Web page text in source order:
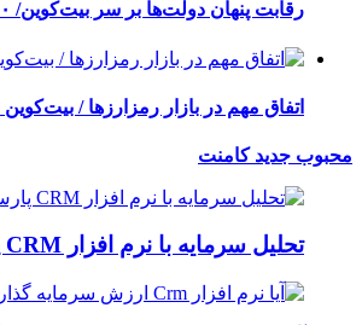
رقابت پنهان دولت‌ها بر سر بیت‌کوین/ ۱۰ کشور برتر کدامند؟
اتفاق مهم در بازار رمزارزها /
محبوب جدیدکامنت
تحلیل سرمایه با نرم افزار CRM پارس ویتایگر